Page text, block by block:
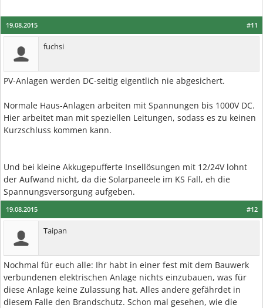
#11
19.08.2015
fuchsi
PV-Anlagen werden DC-seitig eigentlich nie abgesichert.
Normale Haus-Anlagen arbeiten mit Spannungen bis 1000V DC.
Hier arbeitet man mit speziellen Leitungen, sodass es zu keinen
Kurzschluss kommen kann.
Und bei kleine Akkugepufferte Insellösungen mit 12/24V lohnt
der Aufwand nicht, da die Solarpaneele im KS Fall, eh die
Spannungsversorgung aufgeben.
#12
19.08.2015
Taipan
Nochmal für euch alle: Ihr habt in einer fest mit dem Bauwerk
verbundenen elektrischen Anlage nichts einzubauen, was für
diese Anlage keine Zulassung hat. Alles andere gefährdet in
diesem Falle den Brandschutz. Schon mal gesehen, wie die